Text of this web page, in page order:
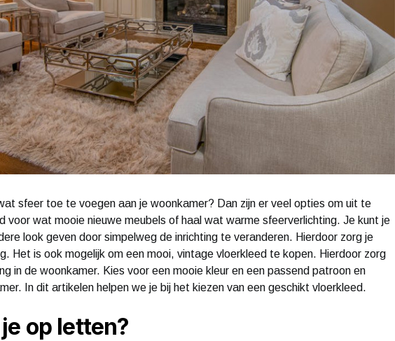
sfeer toe te voegen aan je woonkamer? Dan zijn er veel opties om uit te
voor wat mooie nieuwe meubels of haal wat warme sfeerverlichting. Je kunt je
look geven door simpelweg de inrichting te veranderen. Hierdoor zorg je
Het is ook mogelijk om een mooi, vintage vloerkleed te kopen. Hierdoor zorg
in de woonkamer. Kies voor een mooie kleur en een passend patroon en
In dit artikelen helpen we je bij het kiezen van een geschikt vloerkleed.
op letten?